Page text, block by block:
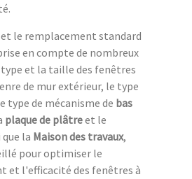
le remplacement standard
en compte de nombreux
et la taille des fenêtres
de mur extérieur, le type
type de mécanisme de bas
plaque de plâtreet le
la Maison des travaux,
pour optimiser le
et l'efficacité des fenêtres à